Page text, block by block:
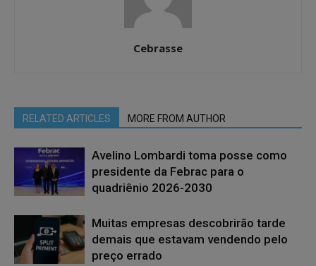
Cebrasse
RELATED ARTICLES MORE FROM AUTHOR
Avelino Lombardi toma posse como
presidente da Febrac para o
quadriênio 2026-2030
Muitas empresas descobrirão tarde
demais que estavam vendendo pelo
preço errado